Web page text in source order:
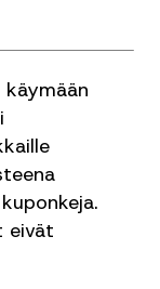
eivät